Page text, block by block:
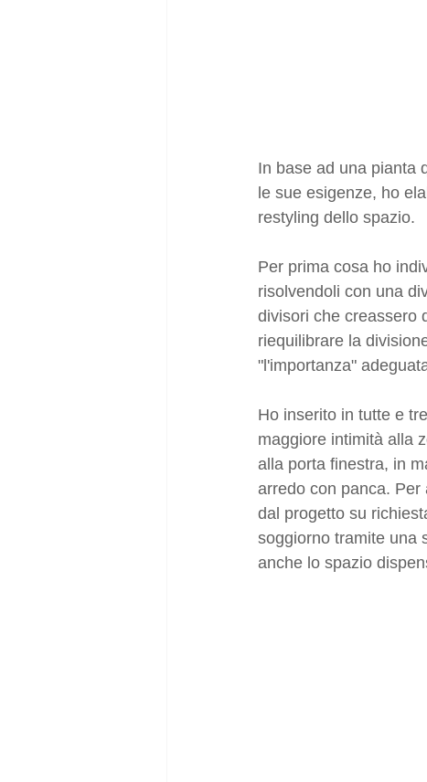
In base ad una pianta
le sue esigenze, ho
restyling dello spazio.
Per prima cosa ho
risolvendoli con una
divisori che creassero
riequilibrare la
"l'importanza"
Ho inserito in tutte e
maggiore intimità alla
alla porta finestra, in
arredo con panca.
dal progetto su
soggiorno tramite una
anche lo spazio